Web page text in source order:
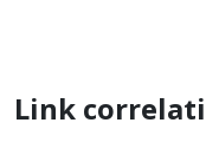
Link correlati